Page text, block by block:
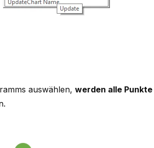
auswählen, werden alle Punkte